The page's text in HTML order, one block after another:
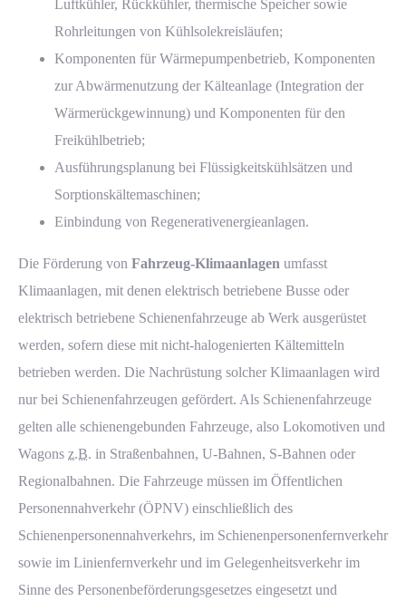
Luftkühler, Rückkühler, thermische Speicher sowie
Rohrleitungen von Kühlsolekreisläufen;
Komponenten für Wärmepumpenbetrieb, Komponenten
zur Abwärmenutzung der Kälteanlage (Integration der
Wärmerückgewinnung) und Komponenten für den
Freikühlbetrieb;
Ausführungsplanung bei Flüssigkeitskühlsätzen und
Sorptionskältemaschinen;
Einbindung von Regenerativenergieanlagen.
Die Förderung von Fahrzeug-Klimaanlagen umfasst
Klimaanlagen, mit denen elektrisch betriebene Busse oder
elektrisch betriebene Schienenfahrzeuge ab Werk ausgerüstet
werden, sofern diese mit nicht-halogenierten Kältemitteln
betrieben werden. Die Nachrüstung solcher Klimaanlagen wird
nur bei Schienenfahrzeugen gefördert. Als Schienenfahrzeuge
gelten alle schienengebunden Fahrzeuge, also Lokomotiven und
Wagons z.B. in Straßenbahnen, U-Bahnen, S-Bahnen oder
Regionalbahnen. Die Fahrzeuge müssen im Öffentlichen
Personennahverkehr (ÖPNV) einschließlich des
Schienenpersonennahverkehrs, im Schienenpersonenfernverkehr
sowie im Linienfernverkehr und im Gelegenheitsverkehr im
Sinne des Personenbeförderungsgesetzes eingesetzt und